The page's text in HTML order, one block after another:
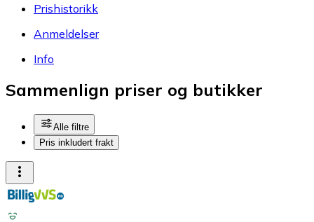
Prishistorikk
Anmeldelser
Info
Sammenlign priser og butikker
Alle filtre
Pris inkludert frakt